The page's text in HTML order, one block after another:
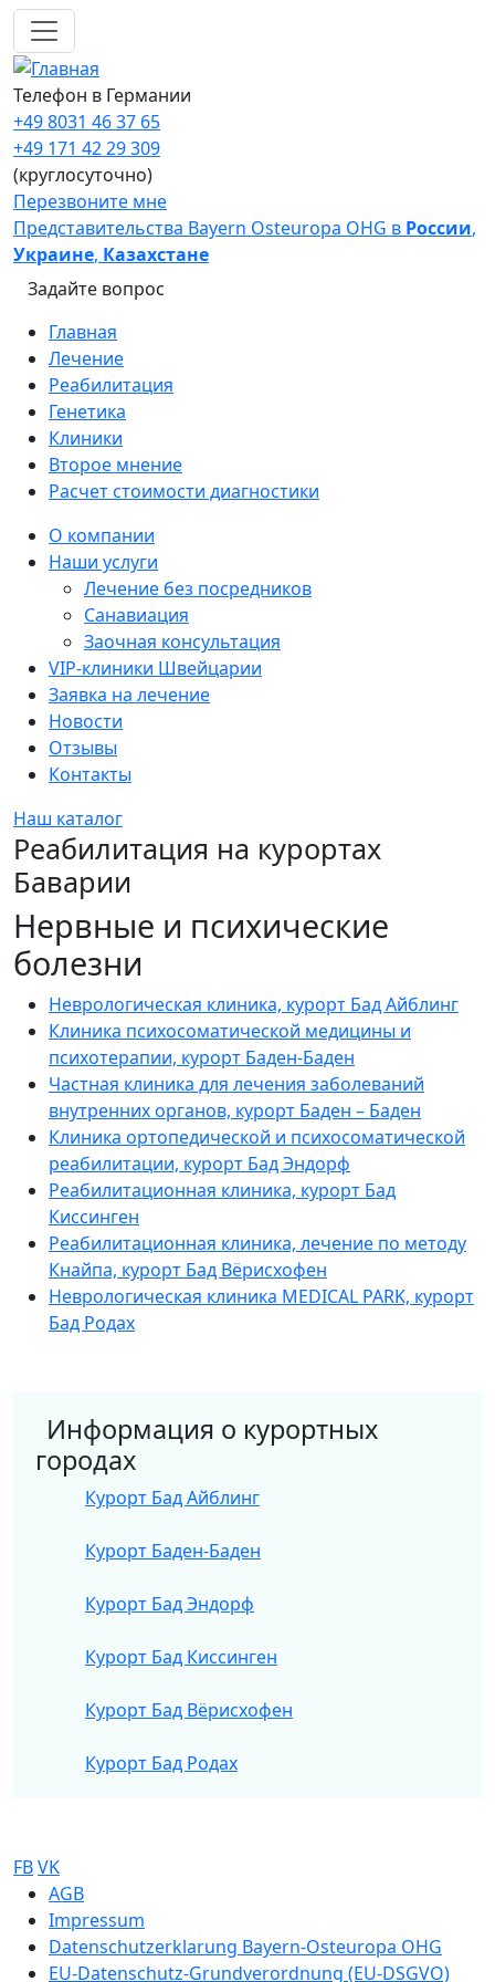
Перейти к основному содержанию
Телефон в Германии
+49 8031 46 37 65
+49 171 42 29 309
(круглосуточно)
Перезвоните мне
Представительства Bayern Osteuropa OHG в России,
Украине, Казахстане
Задайте вопрос
Main navigation
Главная
Лечение
Реабилитация
Генетика
Клиники
Второе мнение
Расчет стоимости диагностики
Sidebar
О компании
Наши услуги
Лечение без посредников
Санавиация
Заочная консультация
VIP-клиники Швейцарии
Заявка на лечение
Новости
Отзывы
Контакты
Наш каталог
Реабилитация на курортах
Баварии
Нервные и психические
болезни
Неврологическая клиника, курорт Бад Айблинг
Клиника психосоматической медицины и
психотерапии, курорт Баден-Баден
Частная клиника для лечения заболеваний
внутренних органов, курорт Баден – Баден
Клиника ортопедической и психосоматической
реабилитации, курорт Бад Эндорф
Реабилитационная клиника, курорт Бад
Киссинген
Реабилитационная клиника, лечение по методу
Кнайпа, курорт Бад Вёрисхофен
Неврологическая клиника MEDICAL PARK, курорт
Бад Родах
Информация о курортных
городах
Курорт Бад Айблинг
Курорт Баден-Баден
Курорт Бад Эндорф
Курорт Бад Киссинген
Курорт Бад Вёрисхофен
Курорт Бад Родах
FBVK
Sub footer
AGB
Impressum
Datenschutzerklarung Bayern-Osteuropa OHG
EU-Datenschutz-Grundverordnung (EU-DSGVO)